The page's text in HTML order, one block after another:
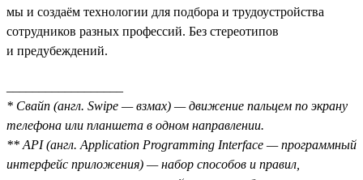
мы и создаём технологии для подбора и трудоустройства
сотрудников разных профессий. Без стереотипов
и предубеждений.
* Свайп (англ. Swipe — взмах) — движение пальцем по экрану
телефона или планшета в одном направлении.
** API (англ. Application Programming Interface — программный
интерфейс приложения) — набор способов и правил,